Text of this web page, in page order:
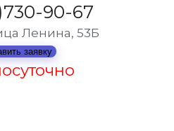
90-67
Ленина, 53Б
заявку